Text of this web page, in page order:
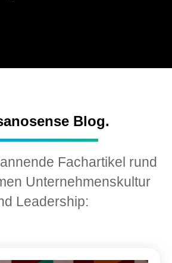
Blog.
Fachartikel rund
Unternehmenskultur
Leadership: